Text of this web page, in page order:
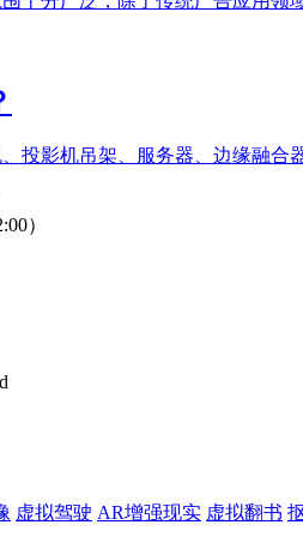
投影机吊架、服务器、边缘融合
）
虚拟驾驶 AR增强现实 虚拟翻书